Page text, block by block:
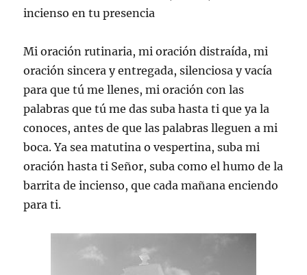
incienso en tu presencia
Mi oración rutinaria, mi oración distraída, mi
oración sincera y entregada, silenciosa y vacía
para que tú me llenes, mi oración con las
palabras que tú me das suba hasta ti que ya la
conoces, antes de que las palabras lleguen a mi
boca. Ya sea matutina o vespertina, suba mi
oración hasta ti Señor, suba como el humo de la
barrita de incienso, que cada mañana enciendo
para ti.